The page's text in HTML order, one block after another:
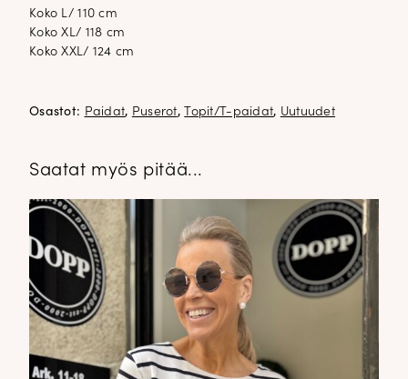
Koko L/ 110 cm
Koko XL/ 118 cm
Koko XXL/ 124 cm
Osastot: Paidat, Puserot, Topit/T-paidat, Uutuudet
Saatat myös pitää...